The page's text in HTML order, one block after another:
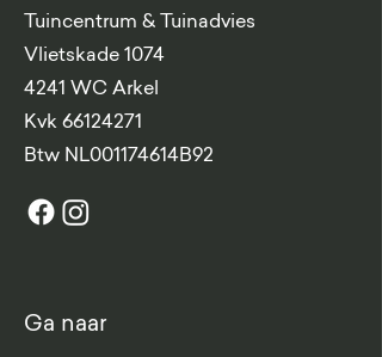
Tuincentrum & Tuinadvies
Vlietskade 1074
4241 WC Arkel
Kvk 66124271
​Btw NL001174614B92
Ga naar